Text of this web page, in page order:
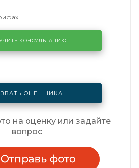
КОНСУЛЬТАЦИЮ
ОЦЕНЩИКА
на оценку или задайте
вопрос